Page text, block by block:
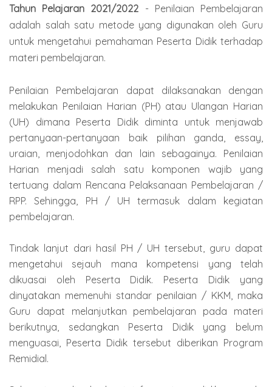
Tahun Pelajaran 2021/2022 - Penilaian Pembelajaran
adalah salah satu metode yang digunakan oleh Guru
untuk mengetahui pemahaman Peserta Didik terhadap
materi pembelajaran.
Penilaian Pembelajaran dapat dilaksanakan dengan
melakukan Penilaian Harian (PH) atau Ulangan Harian
(UH) dimana Peserta Didik diminta untuk menjawab
pertanyaan-pertanyaan baik pilihan ganda, essay,
uraian, menjodohkan dan lain sebagainya. Penilaian
Harian menjadi salah satu komponen wajib yang
tertuang dalam Rencana Pelaksanaan Pembelajaran /
RPP. Sehingga, PH / UH termasuk dalam kegiatan
pembelajaran.
Tindak lanjut dari hasil PH / UH tersebut, guru dapat
mengetahui sejauh mana kompetensi yang telah
dikuasai oleh Peserta Didik. Peserta Didik yang
dinyatakan memenuhi standar penilaian / KKM, maka
Guru dapat melanjutkan pembelajaran pada materi
berikutnya, sedangkan Peserta Didik yang belum
menguasai, Peserta Didik tersebut diberikan Program
Remidial.